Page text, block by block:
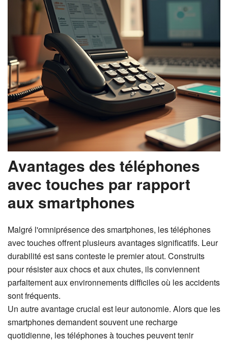
Avantages des téléphones
avec touches par rapport
aux smartphones
Malgré l'omniprésence des smartphones, les téléphones
avec touches offrent plusieurs avantages significatifs. Leur
durabilité est sans conteste le premier atout. Construits
pour résister aux chocs et aux chutes, ils conviennent
parfaitement aux environnements difficiles où les accidents
sont fréquents.
Un autre avantage crucial est leur autonomie. Alors que les
smartphones demandent souvent une recharge
quotidienne, les téléphones à touches peuvent tenir